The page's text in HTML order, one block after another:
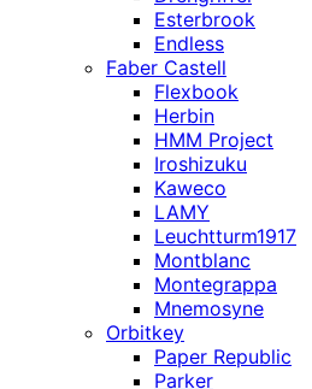
Esterbrook
Endless
Faber Castell
Flexbook
Herbin
HMM Project
Iroshizuku
Kaweco
LAMY
Leuchtturm1917
Montblanc
Montegrappa
Mnemosyne
Orbitkey
Paper Republic
Parker